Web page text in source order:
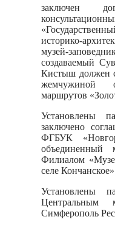
заключен
историко-
музей-
создаваемый
Кистыш должен
жемчужиной
маршрутов
Установлены
заключено
ФГБУК
объединенный
Филиалом
селе
Установлены
Симферополь